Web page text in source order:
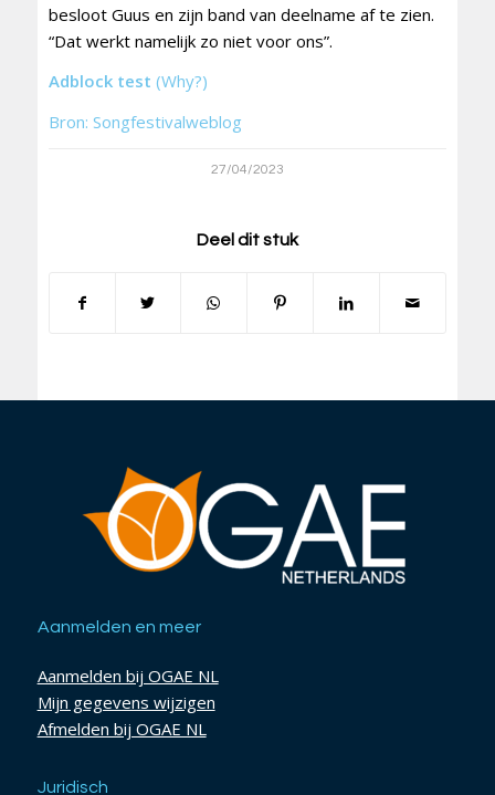
besloot Guus en zijn band van deelname af te zien.
“Dat werkt namelijk zo niet voor ons”.
Adblock test (Why?)
Bron: Songfestivalweblog
27/04/2023
Deel dit stuk
Aanmelden en meer
Aanmelden bij OGAE NL
Mijn gegevens wijzigen
Afmelden bij OGAE NL
Juridisch